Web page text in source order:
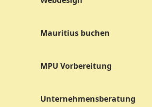
Mauritius buchen
MPU Vorbereitung
Unternehmensberatung